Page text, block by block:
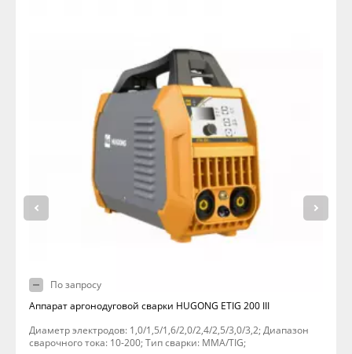
По запросу
Аппарат аргонодуговой сварки HUGONG ETIG 200 III
Диаметр электродов: 1,0/1,5/1,6/2,0/2,4/2,5/3,0/3,2; Диапазон
сварочного тока: 10-200; Тип сварки: MMA/TIG;